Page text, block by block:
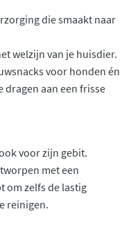
die smaakt naar
welzijn van je huisdier.
voor honden én
aan een frisse
voor zijn gebit.
met een
om zelfs de lastig
reinigen.